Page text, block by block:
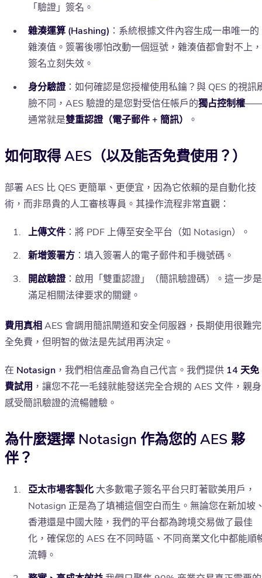
「驗證」簽名。
雜湊運算 (Hashing) ：系統根據文件內容生成一串唯一的
雜湊值。簽署後哪怕改動一個逗號，雜湊值都會對不上，
簽名立刻失效。
身分驗證：如何確認是您授權使用私鑰？與 QES 的視訊
臉不同，AES 驗證的是您對受信任帳戶的獨占控制權
通常就是雙重認證（電子郵件 + 簡訊） 。
如何取得 AES（以及能否免費使用？）
部署 AES 比 QES 更簡單、更便宜，因為它依賴的是自動化技
術，而非昂貴的人工審核專員。其操作流程非常直觀：
上傳文件 ：將 PDF 上傳至安全平台（如 Notasign）。
新增簽署方 ：填入簽署人的電子郵件和手機號碼。
開啟驗證：啟用「雙重認證」（簡訊驗證碼）。這一步是
滿足相關法律要求的關鍵。
費用真相 AES 會調用簡訊閘道和安全伺服器，長期使用很難完
全免費，但明智的做法是先試用再決定。
在 Notasign ，我們相信產品會為自己代言。我們提供 14 天免
費試用 ，讓您不花一毛錢就能發送完全合規的 AES 文件，親身
感受簡訊驗證的流暢體驗。
為什麼選擇 Notasign 作為您的 AES 夥
伴？
亞太市場客製化 大多數電子簽名平台只盯著歐美用戶，
Notasign 正是為了填補這個空白而生。無論您在新加坡
香港還是中國大陸，我們的平台都為跨境交易做了最佳
化，確保您的 AES 在不同時區、不同商業文化中都能順
流轉。